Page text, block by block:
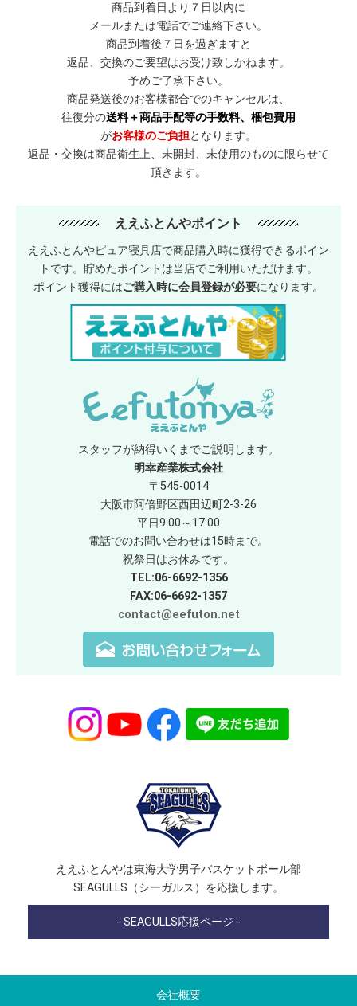
商品到着日より７日以内に
メールまたは電話でご連絡下さい。
商品到着後７日を過ぎますと
返品、交換のご要望はお受け致しかねます。
予めご了承下さい。
商品発送後のお客様都合でのキャンセルは、
往復分の送料＋商品手配等の手数料、梱包費用
がお客様のご負担となります。
返品・交換は商品衛生上、未開封、未使用のものに限らせて
頂きます。
ええふとんやポイント
ええふとんやピュア寝具店で商品購入時に獲得できるポイン
トです。貯めたポイントは当店でご利用いただけます。
ポイント獲得にはご購入時に会員登録が必要になります。
スタッフが納得いくまでご説明します。
明幸産業株式会社
〒545-0014
大阪市阿倍野区西田辺町2-3-26
平日9:00～17:00
電話でのお問い合わせは15時まで。
祝祭日はお休みです。
TEL:06-6692-1356
FAX:06-6692-1357
contact@eefuton.net
ええふとんやは東海大学男子バスケットボール部
SEAGULLS（シーガルス）を応援します。
- SEAGULLS応援ページ -
会社概要